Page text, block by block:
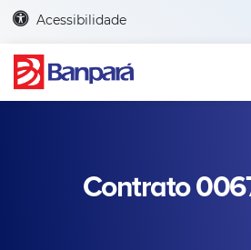
Acessibilidade
Contrato